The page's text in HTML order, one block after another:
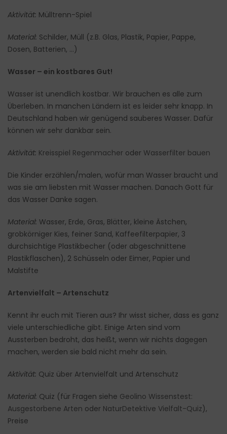
Aktivität: Mülltrenn-Spiel
Material: Schilder, Müll (z.B. Glas, Plastik, Papier, Pappe,
Dosen, Batterien, …)
Wasser – ein kostbares Gut!
Wasser ist unendlich kostbar. Wir brauchen es alle zum
Überleben. In manchen Ländern ist es leider sehr knapp. In
Deutschland haben wir genügend sauberes Wasser. Dafür
können wir sehr dankbar sein.
Aktivität: Kreisspiel Regenmacher oder Wasserfilter bauen
Die Kinder erzählen/malen, wofür man Wasser braucht und
was sie am liebsten mit Wasser machen. Danach Gott für
das Wasser Danke sagen.
Material: Wasser, Erde, Gras, Blätter, kleine Ästchen,
grobkörniger Kies, feiner Sand, Kaffeefilterpapier, 3
durchsichtige Plastikbecher (oder abgeschnittene
Plastikflaschen), 2 Schüsseln oder Eimer, Papier und
Malstifte
Artenvielfalt – Artenschutz
Kennt ihr euch mit Tieren aus? Ihr wisst sicher, dass es ganz
viele unterschiedliche gibt. Einige Arten sind vom
Aussterben bedroht, das heißt, wenn wir nichts dagegen
machen, werden sie bald nicht mehr da sein.
Aktivität: Quiz über Artenvielfalt und Artenschutz
Material: Quiz (für Fragen siehe Geolino Wissenstest:
Ausgestorbene Arten oder NaturDetektive Vielfalt-Quiz),
Preise